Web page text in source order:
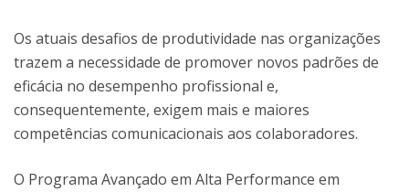
Os atuais desafios de produtividade nas organizações
trazem a necessidade de promover novos padrões de
eficácia no desempenho profissional e,
consequentemente, exigem mais e maiores
competências comunicacionais aos colaboradores.
O Programa Avançado em Alta Performance em